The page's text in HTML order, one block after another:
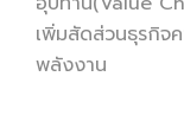
เพิ่มสัดส่วนธุรกิจ
พลังงาน